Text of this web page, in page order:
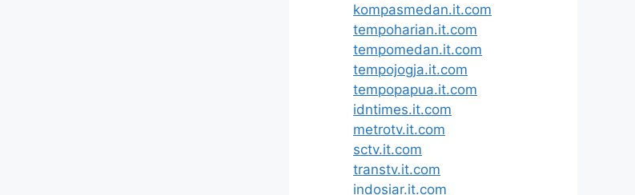
kompasmedan.it.com
tempoharian.it.com
tempomedan.it.com
tempojogja.it.com
tempopapua.it.com
idntimes.it.com
metrotv.it.com
sctv.it.com
transtv.it.com
indosiar.it.com